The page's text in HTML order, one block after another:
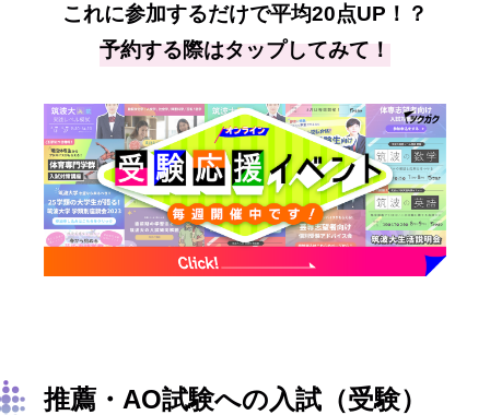
これに参加するだけで平均20点UP！？
予約する際はタップしてみて！
推薦・AO試験への入試（受験）